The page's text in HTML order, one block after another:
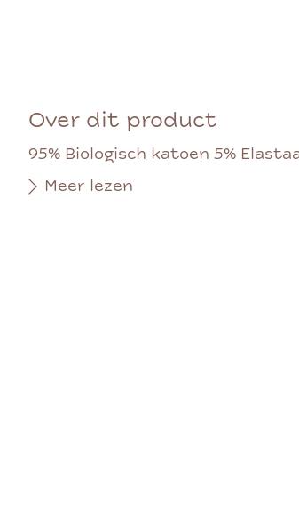
Over dit product
95% Biologisch katoen 5%
Meer lezen